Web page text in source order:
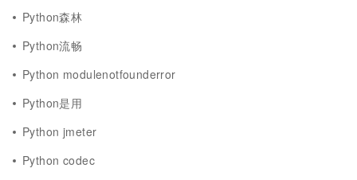
Python森林
Python流畅
Python modulenotfounderror
Python是用
Python jmeter
Python codec